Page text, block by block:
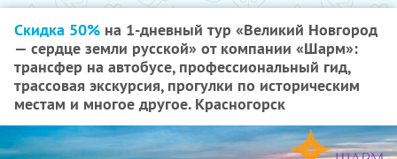
Скидка 50% на 1-дневный тур «Великий Новгород
— сердце земли русской» от компании «Шарм»:
трансфер на автобусе, профессиональный гид,
трассовая экскурсия, прогулки по историческим
местам и многое другое. Красногорск